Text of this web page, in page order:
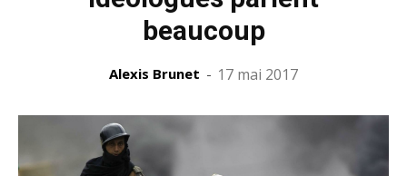
beaucoup
Alexis Brunet - 17 mai 2017